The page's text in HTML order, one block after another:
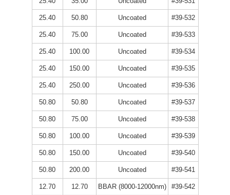
25.40 50.80 Uncoated #39-532
25.40 75.00 Uncoated #39-533
25.40 100.00 Uncoated #39-534
25.40 150.00 Uncoated #39-535
25.40 250.00 Uncoated #39-536
50.80 50.80 Uncoated #39-537
50.80 75.00 Uncoated #39-538
50.80 100.00 Uncoated #39-539
50.80 150.00 Uncoated #39-540
50.80 200.00 Uncoated #39-541
12.70 12.70 BBAR (8000-12000nm) #39-542